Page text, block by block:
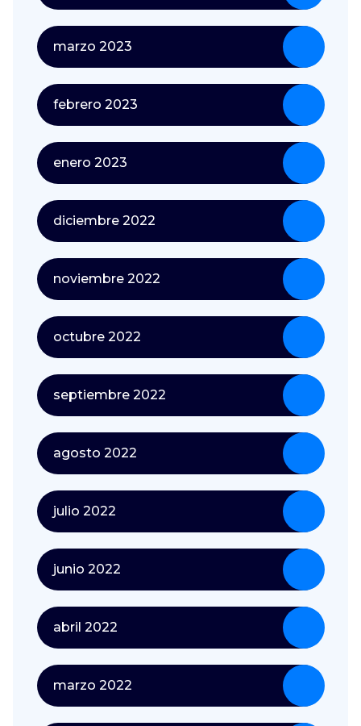
marzo 2023
febrero 2023
enero 2023
diciembre 2022
noviembre 2022
octubre 2022
septiembre 2022
agosto 2022
julio 2022
junio 2022
abril 2022
marzo 2022